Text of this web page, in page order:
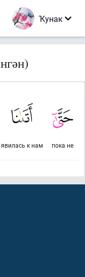
Ҡунак
пока не
явилась к нам